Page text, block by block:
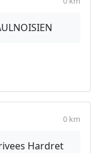
0 km
Hardret